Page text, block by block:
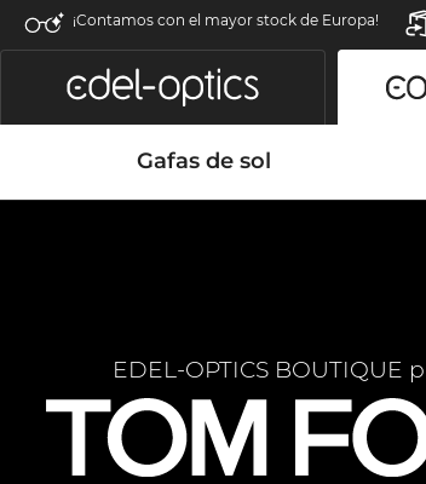
¡Contamos con el mayor stock de Europa!
Gafas de sol
EDEL-OPTICS BOUTIQUE